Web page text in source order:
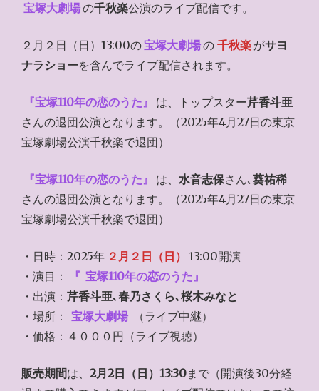
宝塚大劇場の千秋楽公演のライブ配信です。
２月２日（日）13:00の宝塚大劇場の 千秋楽 がサヨ
ナラショーを含んでライブ配信されます。
『宝塚110年の恋のうた』 は、トップスター芹香斗亜
さんの退団公演となります。（2025年4月27日の東京
宝塚劇場公演千秋楽で退団）
『宝塚110年の恋のうた』 は、水音志保さん､葵祐稀
さんの退団公演となります。（2025年4月27日の東京
宝塚劇場公演千秋楽で退団）
・日時：2025年 ２月２日（日）
13:00開演
・演目：
『 宝塚110年の恋のうた』
・出演： 芹香斗亜､春乃さくら､桜木みなと
・場所：
宝塚大劇場
（ライブ中継）
・価格：４０００円（ライブ視聴）
販売期間は、 2月2日（日）13:30まで（開演後30分経